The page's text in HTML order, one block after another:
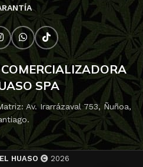
SPA
Av. Irarrázaval 753, Ñuñoa,
HUASO 2026